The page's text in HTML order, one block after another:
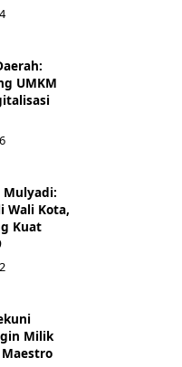
UMKM
Mulyadi:
Wali Kota,
Kuat
Milik